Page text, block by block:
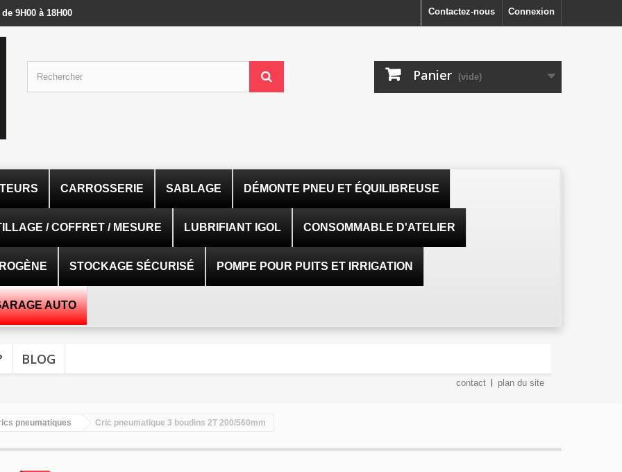
Connexion
Contactez-nous
9H00 à 18H00
Panier (vide)
CARROSSERIE SABLAGE DÉMONTE PNEU ET ÉQUILIBREUSE
/ COFFRET / MESURE LUBRIFIANT IGOL CONSOMMABLE D'ATELIER
STOCKAGE SÉCURISÉ POMPE POUR PUITS ET IRRIGATION
AUTO
BLOG
contact plan du site
pneumatiques Cric pneumatique 3 boudins 2T 200/560mm